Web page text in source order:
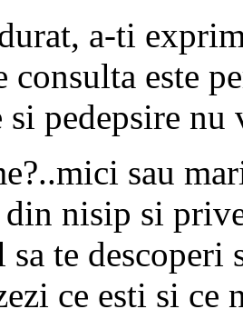
a-ti
consulta este
pedepsire
sau
nisip si
sa te descoperi
ce esti si ce